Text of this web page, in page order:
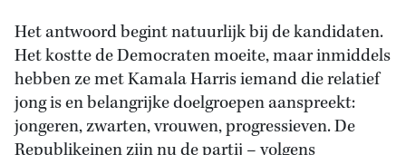
Het antwoord begint natuurlijk bij de kandidaten.
Het kostte de Democraten moeite, maar inmiddels
hebben ze met Kamala Harris iemand die relatief
jong is en belangrijke doelgroepen aanspreekt:
jongeren, zwarten, vrouwen, progressieven. De